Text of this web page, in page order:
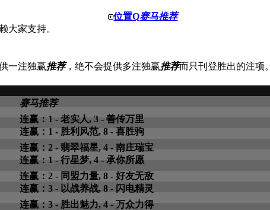
位置Q赛马推荐
大家支持。
一注独赢推荐，绝不会提供多注独赢推荐而只刊登胜出的注项。
赛马推荐
连赢：1 - 老实人, 3 - 善传万里
连赢：1 - 胜利风范, 8 - 喜胜驹
连赢：2 - 翡翠福星, 4 - 南庄瑞宝
连赢：1 - 行星梦, 4 - 承你所愿
连赢：2 - 同盟力量, 8 - 好友无敌
连赢：3 - 以战养战, 8 - 闪电精灵
连赢：3 - 胜出魅力, 4 - 万众力得